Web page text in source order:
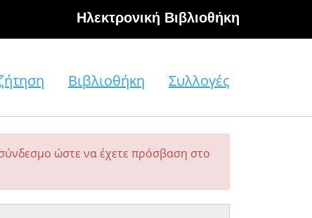
Hλεκτρονική Βιβλιοθήκη
Βιβλιοθήκη Συλλογές
ώστε να έχετε πρόσβαση στο